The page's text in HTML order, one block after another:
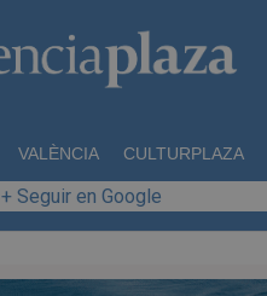
VALÈNCIA CULTURPLAZA
+ Seguir en Google